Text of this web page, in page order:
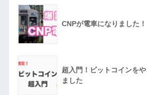
CNPが電車になりました！
超入門！ビットコインを
ました